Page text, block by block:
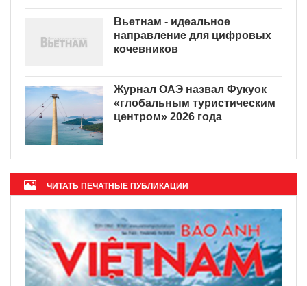
Вьетнам - идеальное
направление для цифровых
кочевников
Журнал ОАЭ назвал Фукуок
«глобальным туристическим
центром» 2026 года
ЧИТАТЬ ПЕЧАТНЫЕ ПУБЛИКАЦИИ